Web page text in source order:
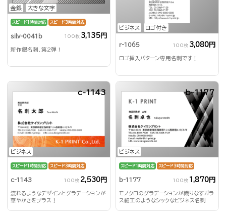
金銀 大きな文字
スピード1時間対応 スピード3時間対応
silv-0041b 100枚 3,135円
新作銀名刺、第2弾！
ビジネス ロゴ付き
r-1065 100枚 3,080円
ロゴ挿入パターン専用名刺です！
ビジネス
c-1143
スピード1時間対応 スピード3時間対応
c-1143 100枚 2,530円
流れるようなデザインとグラデーションが
華やかさをプラス！
ビジネス
b-1177
スピード1時間対応 スピード3時間対応
b-1177 100枚 1,870円
モノクロのグラデーションが織りなすガラ
ス細工のようなシックなビジネス名刺